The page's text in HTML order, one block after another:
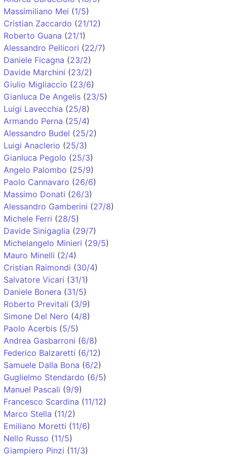
Massimiliano Mei (1/5)
Cristian Zaccardo (21/12)
Roberto Guana (21/1)
Alessandro Pellicori (22/7)
Daniele Ficagna (23/2)
Davide Marchini (23/2)
Giulio Migliaccio (23/6)
Gianluca De Angelis (23/5)
Luigi Lavecchia (25/8)
Armando Perna (25/4)
Alessandro Budel (25/2)
Luigi Anaclerio (25/3)
Gianluca Pegolo (25/3)
Angelo Palombo (25/9)
Paolo Cannavaro (26/6)
Massimo Donati (26/3)
Alessandro Gamberini (27/8)
Michele Ferri (28/5)
Davide Sinigaglia (29/7)
Michelangelo Minieri (29/5)
Mauro Minelli (2/4)
Cristian Raimondi (30/4)
Salvatore Vicari (31/1)
Daniele Bonera (31/5)
Roberto Previtali (3/9)
Simone Del Nero (4/8)
Paolo Acerbis (5/5)
Andrea Gasbarroni (6/8)
Federico Balzaretti (6/12)
Samuele Dalla Bona (6/2)
Guglielmo Stendardo (6/5)
Manuel Pascali (9/9)
Francesco Scardina (11/12)
Marco Stella (11/2)
Emiliano Moretti (11/6)
Nello Russo (11/5)
Giampiero Pinzi (11/3)